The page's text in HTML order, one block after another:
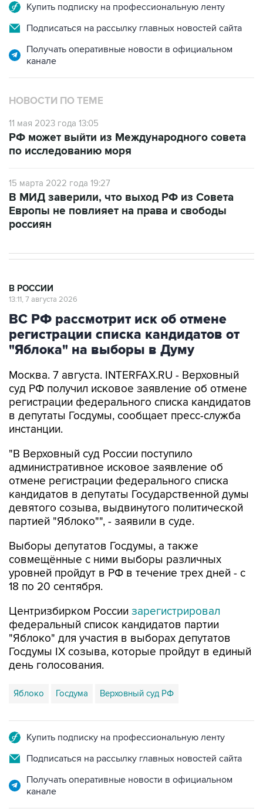
Купить подписку на профессиональную ленту
Подписаться на рассылку главных новостей сайта
Получать оперативные новости в официальном
канале
НОВОСТИ ПО ТЕМЕ
11 мая 2023 года 13:05
РФ может выйти из Международного совета
по исследованию моря
15 марта 2022 года 19:27
В МИД заверили, что выход РФ из Совета
Европы не повлияет на права и свободы
россиян
В РОССИИ
13:11, 7 августа 2026
ВС РФ рассмотрит иск об отмене
регистрации списка кандидатов от
"Яблока" на выборы в Думу
Москва. 7 августа. INTERFAX.RU - Верховный
суд РФ получил исковое заявление об отмене
регистрации федерального списка кандидатов
в депутаты Госдумы, сообщает пресс-служба
инстанции.
"В Верховный суд России поступило
административное исковое заявление об
отмене регистрации федерального списка
кандидатов в депутаты Государственной думы
девятого созыва, выдвинутого политической
партией "Яблоко"", - заявили в суде.
Выборы депутатов Госдумы, а также
совмещённые с ними выборы различных
уровней пройдут в РФ в течение трех дней - с
18 по 20 сентября.
Центризбирком России зарегистрировал
федеральный список кандидатов партии
"Яблоко" для участия в выборах депутатов
Госдумы IX созыва, которые пройдут в единый
день голосования.
Яблоко Госдума Верховный суд РФ
Купить подписку на профессиональную ленту
Подписаться на рассылку главных новостей сайта
Получать оперативные новости в официальном
канале